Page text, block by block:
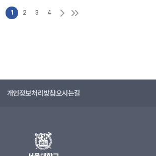
1 2 3 4
개인정보처리방침오시는길